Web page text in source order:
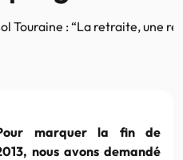
Touraine : “La retraite, une
marquer la fin de
nous avons demandé